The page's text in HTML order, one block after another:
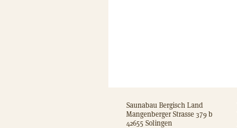
Saunabau Bergisch Land
Mangenberger Strasse 379 b
42655 Solingen